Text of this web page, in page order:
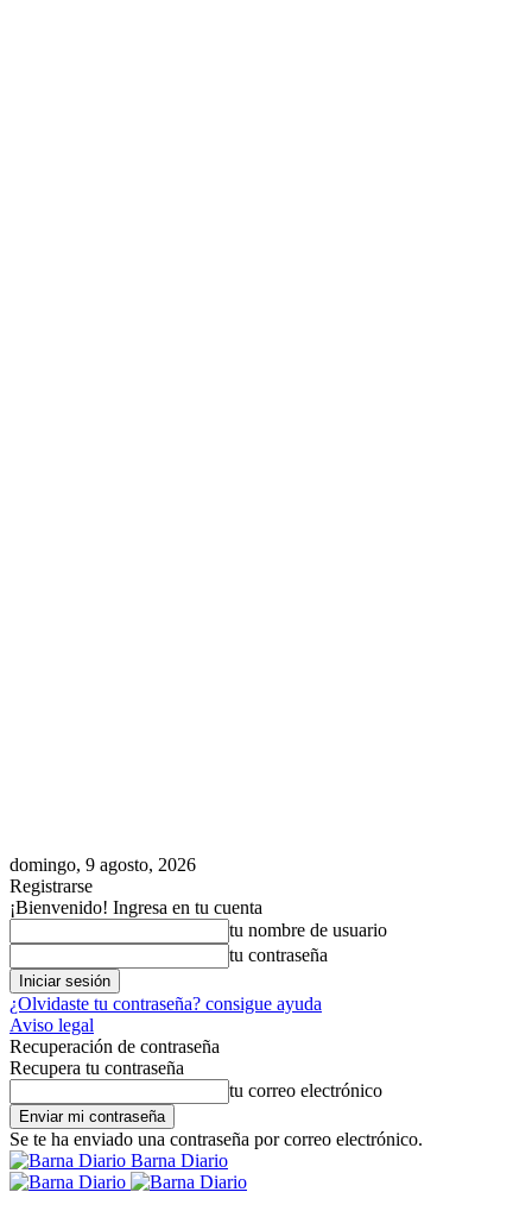
domingo, 9 agosto, 2026
Registrarse
¡Bienvenido! Ingresa en tu cuenta
tu nombre de usuario
tu contraseña
¿Olvidaste tu contraseña? consigue ayuda
Aviso legal
Recuperación de contraseña
Recupera tu contraseña
tu correo electrónico
Se te ha enviado una contraseña por correo electrónico.
Barna Diario